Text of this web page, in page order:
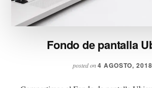
Fondo de pantalla
posted on4 AGOSTO, 2018